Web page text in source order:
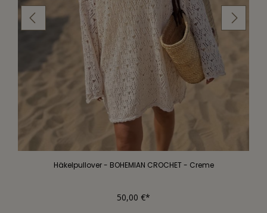
Häkelpullover - BOHEMIAN CROCHET - Creme
50,00 €*